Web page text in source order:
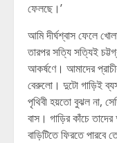
ফেলছে।’
আমি দীর্ঘশ্বাস ফেলে
তারপর সত্যি সত্যিই
আকর্ষণে। আমাদের
বেরুলো। দুটো গাড়িই
পৃথিবী হয়তো বুঝল না,
বাস। গাড়ির কাঁচে
বাড়িটিতে ফিরতে পারবে